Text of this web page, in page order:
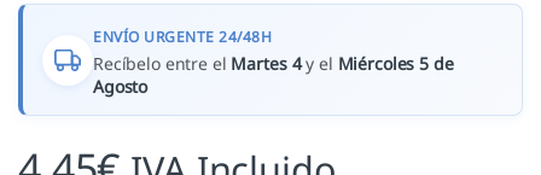
ENVÍO URGENTE 24/48H
Recíbelo entre el Martes 4y el Miércoles 5 de
Agosto